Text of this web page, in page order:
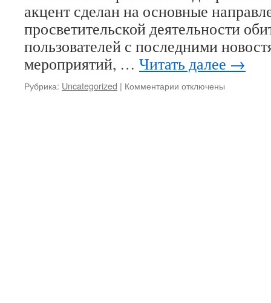
акцент сделан на основные
просветительской деятельности
пользователей с последними
мероприятий, … Читать далее →
Рубрика: Uncategorized | Комментарии котключены